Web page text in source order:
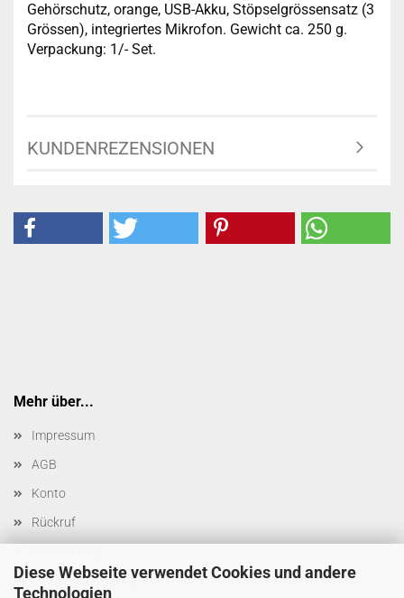
Diese Webseite verwendet Cookies und andere
Technologien
Gehörschutz, orange, USB-Akku, Stöpselgrössensatz (3
Grössen), integriertes Mikrofon. Gewicht ca. 250 g.
Verpackung: 1/- Set.
KUNDENREZENSIONEN
Mehr über...
Impressum
AGB
Konto
Rückruf
Cookie Einstellungen